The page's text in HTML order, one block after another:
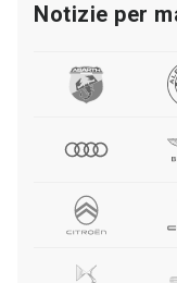
Notizie per